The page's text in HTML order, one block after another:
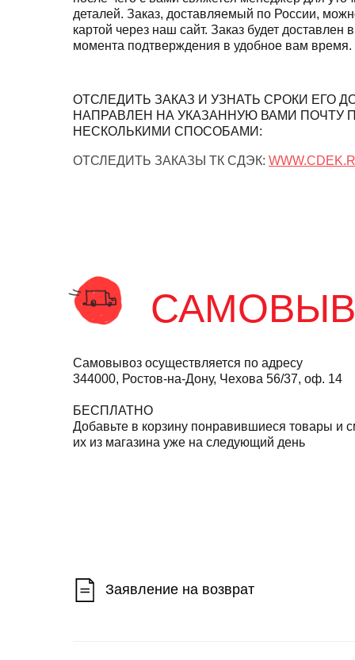
деталей. Заказ, доставляемый по России,
картой через наш сайт. Заказ будет доставлен
момента подтверждения в удобное вам время.
ОТСЛЕДИТЬ ЗАКАЗ И УЗНАТЬ СРОКИ ЕГО
НАПРАВЛЕН НА УКАЗАННУЮ ВАМИ ПОЧТУ
НЕСКОЛЬКИМИ СПОСОБАМИ:
ОТСЛЕДИТЬ ЗАКАЗЫ ТК СДЭК:
Самовывоз осуществляется по адресу
344000, Ростов-на-Дону, Чехова 56/37, оф. 14
БЕСПЛАТНО
Добавьте в корзину понравившиеся товары и
их из магазина уже на следующий день
Заявление на возврат